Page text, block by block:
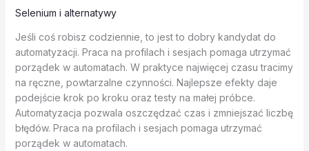
Selenium i alternatywy
Jeśli coś robisz codziennie, to jest to dobry kandydat do
automatyzacji. Praca na profilach i sesjach pomaga utrzymać
porządek w automatach. W praktyce najwięcej czasu tracimy
na ręczne, powtarzalne czynności. Najlepsze efekty daje
podejście krok po kroku oraz testy na małej próbce.
Automatyzacja pozwala oszczędzać czas i zmniejszać liczbę
błędów. Praca na profilach i sesjach pomaga utrzymać
porządek w automatach.